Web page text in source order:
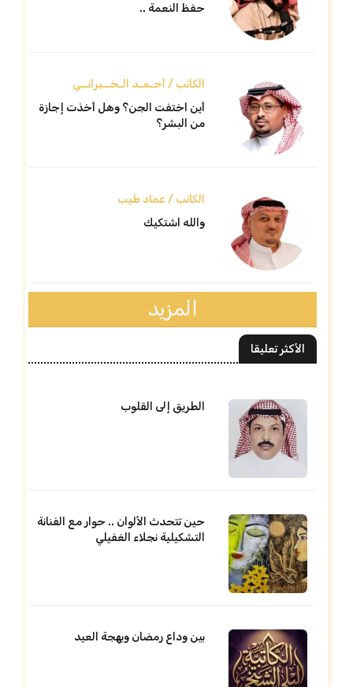
حفظ النعمة ..
الكاتب / أحـمـد الـخــبرانــي
أين اختفت الجن؟ وهل أخذت إجازة
من البشر؟
الكاتب / عماد طيب
والله اشتكيك
المزيد
الأكثر تعليقا
الطريق إلى القلوب
حين تتحدث الألوان .. حوار مع الفنانة
التشكيلية نجلاء الغفيلي
بين وداع رمضان وبهجة العيد